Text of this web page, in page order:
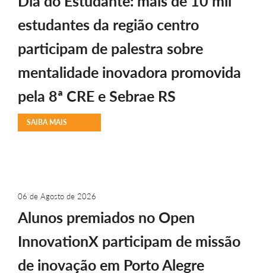
estudantes da região centro
participam de palestra sobre
mentalidade inovadora promovida
pela 8ª CRE e Sebrae RS
SAIBA MAIS
06 de Agosto de 2026
Alunos premiados no Open
InnovationX participam de missão
de inovação em Porto Alegre